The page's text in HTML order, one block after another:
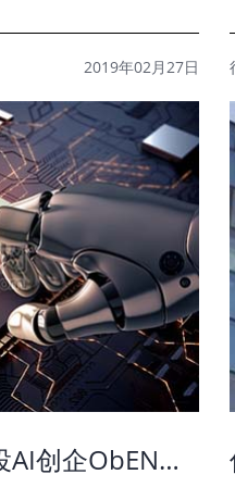
2019年02月27日
腾讯500万美元领投AI创企ObEN，进一步布局社交AI